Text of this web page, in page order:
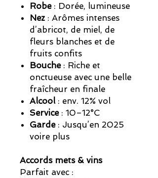
Robe: Dorée, lumineuse
Nez : Arômes intenses
d’abricot, de miel, de
fleurs blanches et de
fruits confits
Bouche: Riche et
onctueuse avec une belle
fraîcheur en finale
Alcool: env. 12% vol
Service: 10–12°C
Garde: Jusqu’en 2025
voire plus
Accords mets & vins
Parfait avec :